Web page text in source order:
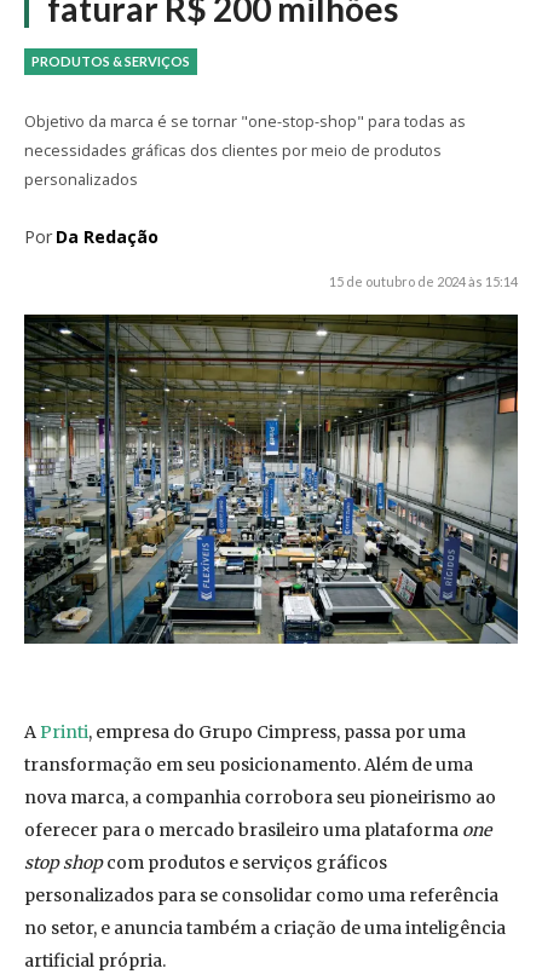
faturar R$ 200 milhões
PRODUTOS & SERVIÇOS
Objetivo da marca é se tornar "one-stop-shop" para todas as
necessidades gráficas dos clientes por meio de produtos
personalizados
Por Da Redação
15 de outubro de 2024 às 15:14
APrinti, empresa do Grupo Cimpress, passa por uma
transformação em seu posicionamento. Além de uma
nova marca, a companhia corrobora seu pioneirismo ao
oferecer para o mercado brasileiro uma plataforma one
stop shopcom produtos e serviços gráficos
personalizados para se consolidar como uma referência
no setor, e anuncia também a criação de uma inteligência
artificial própria.